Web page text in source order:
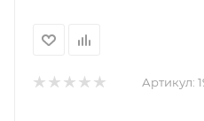
Артикул: